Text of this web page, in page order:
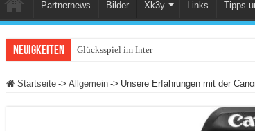
Partnernews Bilder Xk3y Links Tipps
Neuigkeiten Glücksspiel im Internet: Was ändert sich 2021?
Startseite -> Allgemein -> Unsere Erfahrungen mit der